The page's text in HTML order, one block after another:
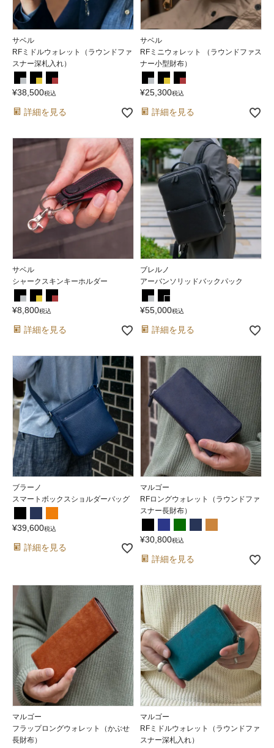
サベル
RFミドルウォレット（ラウンドファ
スナー深札入れ）
¥38,500税込
詳細を見る
サベル
RFミニウォレット （ラウンドファス
ナー小型財布）
¥25,300税込
詳細を見る
サベル
シャークスキンキーホルダー
¥8,800税込
詳細を見る
ブレルノ
アーバンソリッドバックパック
¥55,000税込
詳細を見る
ブラーノ
スマートボックスショルダーバッグ
¥39,600税込
詳細を見る
マルゴー
RFロングウォレット（ラウンドファ
スナー長財布）
¥30,800税込
詳細を見る
マルゴー
フラップロングウォレット（かぶせ
長財布）
マルゴー
RFミドルウォレット（ラウンドファ
スナー深札入れ）